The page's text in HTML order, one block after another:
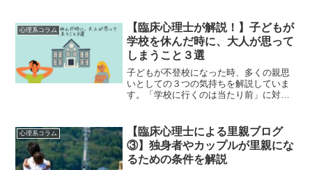
題を聞き出すことが大切です。子供の心
のつらさを理解し、楽しい活動や興味を
持つことを通じて心の健康を取り戻すサ
ポートを提供しましょう。また、自分を
責めずに子供と向き合い、必要であれば
専門家に相談することも考慮してくださ
い。
心理系コラム
【臨床心理士が解説！】子どもが
学校を休んだ時に、大人が思って
しまうこと３選
子どもが不登校になった時、多くの親思
いとしての３つの気持ちを解説していま
す。「学校に行くのは当たり前」に対し
は自分自身」に対しては、もう既に大変
な思いをしており、「休むことで逃げ癖
がつくのではないか？」に対しては癖に
なっているか確認することが大切です、
心理系コラム
【臨床心理士による里親ブログ
③】独身者やカップルが里親にな
るための条件を解説